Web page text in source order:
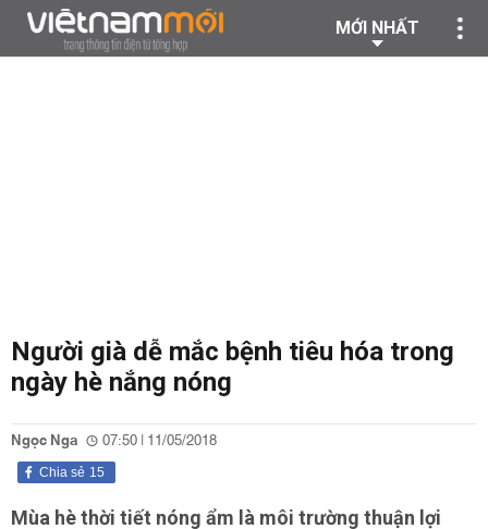
MỚI NHẤT
Người già dễ mắc bệnh tiêu hóa trong
ngày hè nắng nóng
Ngọc Nga 07:50 | 11/05/2018
15
Chia sẻ
Mùa hè thời tiết nóng ẩm là môi trường thuận lợi